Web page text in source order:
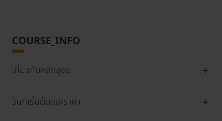
COURSE_INFO
เกี่ยวกับหลักสูตร
วันที่เริ่มต้นและราคา